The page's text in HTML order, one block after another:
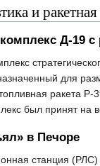
и
Д-19 с
для
ракета
был принят на
в Печоре
станция (РЛС)